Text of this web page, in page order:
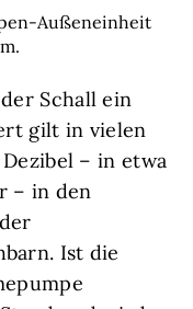
Außeneinheit
Schall ein
gilt in vielen
– in etwa
– in den
Ist die